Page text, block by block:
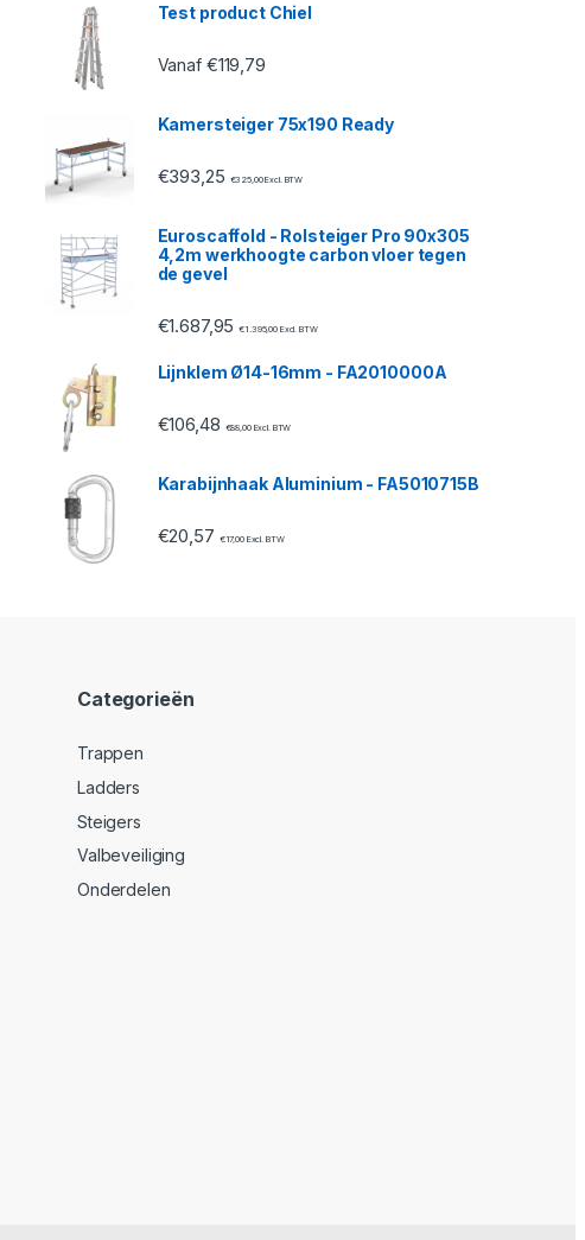
Test product Chiel
Vanaf €119,79
Kamersteiger 75x190 Ready
€393,25 €325,00Excl. BTW
Euroscaffold - Rolsteiger Pro 90x305
4,2m werkhoogte carbon vloer tegen
de gevel
€1.687,95 €1.395,00Excl. BTW
Lijnklem Ø14-16mm - FA2010000A
€106,48 €88,00Excl. BTW
Karabijnhaak Aluminium - FA5010715B
€20,57 €17,00Excl. BTW
Categorieën
Trappen
Ladders
Steigers
Valbeveiliging
Onderdelen